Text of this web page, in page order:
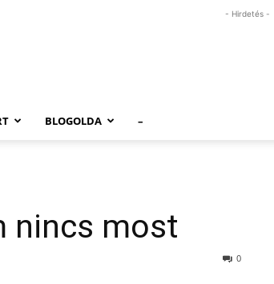
- Hirdetés -
BLOGOLDA –
nincs most
0